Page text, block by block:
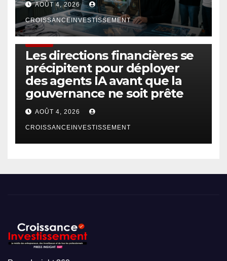
AOÛT 4, 2026
CROISSANCEINVESTISSEMENT
Les directions financières se
précipitent pour déployer
des agents IA avant que la
gouvernance ne soit prête
AOÛT 4, 2026
CROISSANCEINVESTISSEMENT